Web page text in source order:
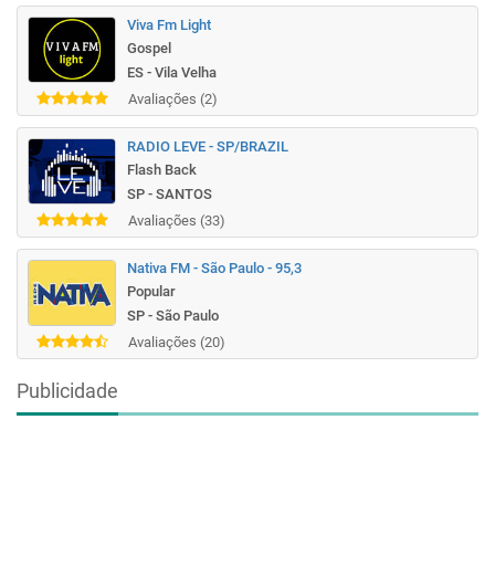
Viva Fm Light
Gospel
ES - Vila Velha
Avaliações (2)
RADIO LEVE - SP/BRAZIL
Flash Back
SP - SANTOS
Avaliações (33)
Nativa FM - São Paulo - 95,3
Popular
SP - São Paulo
Avaliações (20)
Publicidade